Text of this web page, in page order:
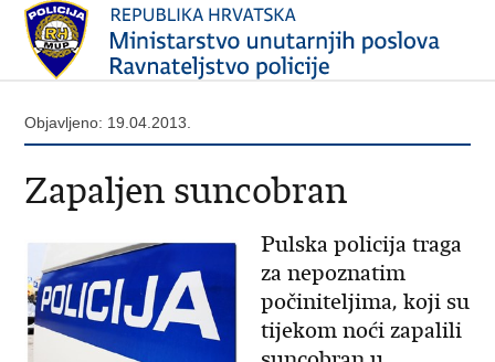
Objavljeno: 19.04.2013.
Zapaljen suncobran
Pulska policija traga
za nepoznatim
počiniteljima, koji su
tijekom noći zapalili